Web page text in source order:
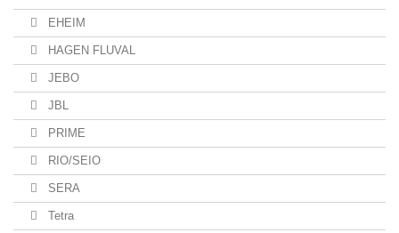
EHEIM
HAGEN FLUVAL
JEBO
JBL
PRIME
RIO/SEIO
SERA
Tetra